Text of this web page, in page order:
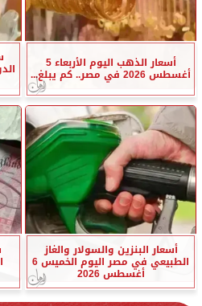
أسعار الذهب اليوم الأربعاء 5
أغسطس 2026 في مصر.. كم يبلغ...
أسعار البنزين والسولار والغاز
الطبيعي في مصر اليوم الخميس 6
أغسطس 2026